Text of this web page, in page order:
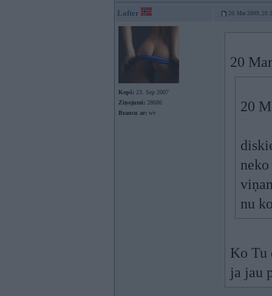
Lafter 20. Mar 2009,
Kopš: 23. Sep 2007
Ziņojumi: 28686
Braucu ar: wv
20
20
neko
nu
Ko Tu
ja jau